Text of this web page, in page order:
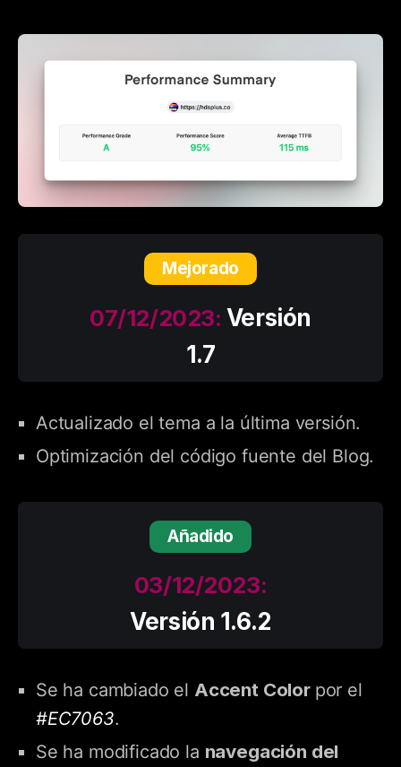
Mejorado
07/12/2023: Versión
1.7
Actualizado el tema a la última versión.
Optimización del código fuente del Blog.
Añadido
03/12/2023:
Versión 1.6.2
Se ha cambiado el Accent Color por el
#EC7063.
Se ha modificado la navegación del